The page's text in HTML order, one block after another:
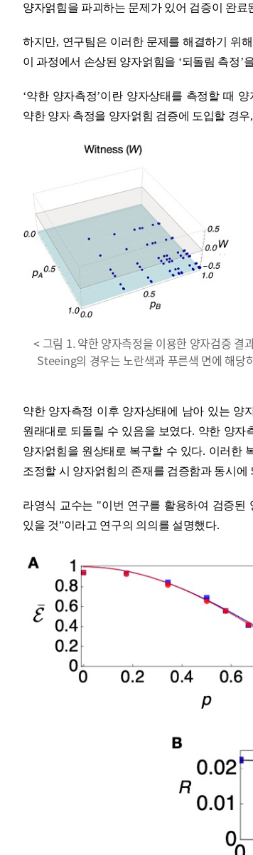
양자얽힘을 파괴하는 문제가 있어 검증이 완
하지만, 연구팀은 이러한 문제를 해결하기 위
이 과정에서 손상된 양자얽힘을 ‘되돌림 측정’
‘약한 양자측정’이란 양자상태를 측정할 때
약한 양자 측정을 양자얽힘 검증에 도입할 경우,
< 그림 1. 약한 양자측정을 이용한 양자검증
Steeing의 경우는 노란색과 푸른색 면에 해
약한 양자측정 이후 양자상태에 남아 있는 양
원래대로 되돌릴 수 있음을 보였다. 약한 양자
양자얽힘을 원상태로 복구할 수 있다. 이러한
조정할 시 양자얽힘의 존재를 검증함과 동시
라영식 교수는 "이번 연구를 활용하여 검증된
있을 것ˮ이라고 연구의 의의를 설명했다.